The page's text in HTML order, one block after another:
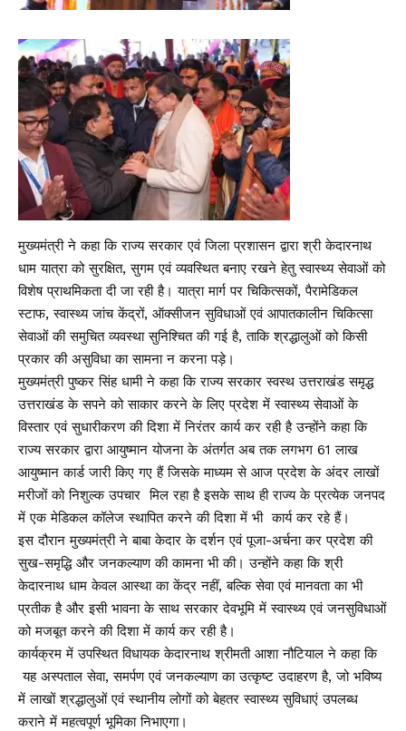
मुख्यमंत्री ने कहा कि राज्य सरकार एवं जिला प्रशासन द्वारा श्री केदारनाथ
धाम यात्रा को सुरक्षित, सुगम एवं व्यवस्थित बनाए रखने हेतु स्वास्थ्य सेवाओं को
विशेष प्राथमिकता दी जा रही है। यात्रा मार्ग पर चिकित्सकों, पैरामेडिकल
स्टाफ, स्वास्थ्य जांच केंद्रों, ऑक्सीजन सुविधाओं एवं आपातकालीन चिकित्सा
सेवाओं की समुचित व्यवस्था सुनिश्चित की गई है, ताकि श्रद्धालुओं को किसी
प्रकार की असुविधा का सामना न करना पड़े।
मुख्यमंत्री पुष्कर सिंह धामी ने कहा कि राज्य सरकार स्वस्थ उत्तराखंड समृद्ध
उत्तराखंड के सपने को साकार करने के लिए प्रदेश में स्वास्थ्य सेवाओं के
विस्तार एवं सुधारीकरण की दिशा में निरंतर कार्य कर रही है उन्होंने कहा कि
राज्य सरकार द्वारा आयुष्मान योजना के अंतर्गत अब तक लगभग 61 लाख
आयुष्मान कार्ड जारी किए गए हैं जिसके माध्यम से आज प्रदेश के अंदर लाखों
मरीजों को निशुल्क उपचार मिल रहा है इसके साथ ही राज्य के प्रत्येक जनपद
में एक मेडिकल कॉलेज स्थापित करने की दिशा में भी कार्य कर रहे हैं।
इस दौरान मुख्यमंत्री ने बाबा केदार के दर्शन एवं पूजा-अर्चना कर प्रदेश की
सुख-समृद्धि और जनकल्याण की कामना भी की। उन्होंने कहा कि श्री
केदारनाथ धाम केवल आस्था का केंद्र नहीं, बल्कि सेवा एवं मानवता का भी
प्रतीक है और इसी भावना के साथ सरकार देवभूमि में स्वास्थ्य एवं जनसुविधाओं
को मजबूत करने की दिशा में कार्य कर रही है।
कार्यक्रम में उपस्थित विधायक केदारनाथ श्रीमती आशा नौटियाल ने कहा कि
यह अस्पताल सेवा, समर्पण एवं जनकल्याण का उत्कृष्ट उदाहरण है, जो भविष्य
में लाखों श्रद्धालुओं एवं स्थानीय लोगों को बेहतर स्वास्थ्य सुविधाएं उपलब्ध
कराने में महत्वपूर्ण भूमिका निभाएगा।